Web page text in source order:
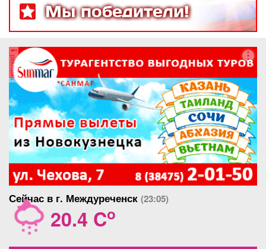
Мы победители!
реклама
Сейчас в г. Междуреченск (23:05)
20.4 Co